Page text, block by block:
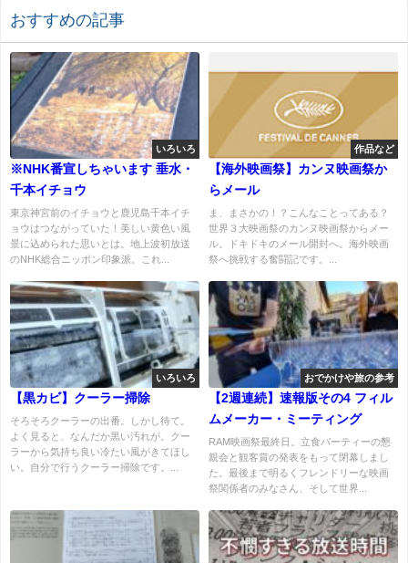
おすすめの記事
いろいろ
※NHK番宣しちゃいます 垂水・
千本イチョウ
東京神宮前のイチョウと鹿児島千本イチ
ョウはつながっていた！美しい黄色い風
景に込められた思いとは。地上波初放送
のNHK総合ニッポン印象派。これ...
作品など
【海外映画祭】カンヌ映画祭か
らメール
ま、まさかの！？こんなことってある？
世界３大映画祭のカンヌ映画祭からメー
ル。ドキドキのメール開封へ。海外映画
祭へ挑戦する奮闘記です。...
いろいろ
【黒カビ】クーラー掃除
そろそろクーラーの出番。しかし待て。
よく見ると、なんだか黒い汚れが。クー
ラーから気持ち良い冷たい風がきてほし
い。自分で行うクーラー掃除です。...
おでかけや旅の参考
【2週連続】速報版その4 フィル
ムメーカー・ミーティング
RAM映画祭最終日。立食パーティーの懇
親会と観客賞の発表をもって閉幕しまし
た。最後まで明るくフレンドリーな映画
祭関係者のみなさん、そして世界...